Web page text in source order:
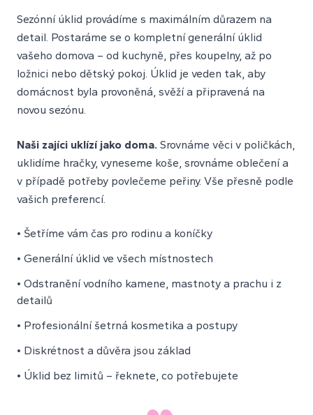
Sezónní úklid provádíme s maximálním důrazem na
detail. Postaráme se o kompletní generální úklid
vašeho domova – od kuchyně, přes koupelny, až po
ložnici nebo dětský pokoj. Úklid je veden tak, aby
domácnost byla provoněná, svěží a připravená na
novou sezónu.
Naši zajíci uklízí jako doma. Srovnáme věci v poličkách,
uklidíme hračky, vyneseme koše, srovnáme oblečení a
v případě potřeby povlečeme peřiny. Vše přesně podle
vašich preferencí.
• Šetříme vám čas pro rodinu a koníčky
• Generální úklid ve všech místnostech
• Odstranění vodního kamene, mastnoty a prachu i z
detailů
• Profesionální šetrná kosmetika a postupy
• Diskrétnost a důvěra jsou základ
• Úklid bez limitů – řeknete, co potřebujete